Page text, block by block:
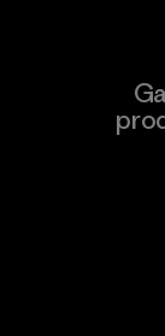
Material-